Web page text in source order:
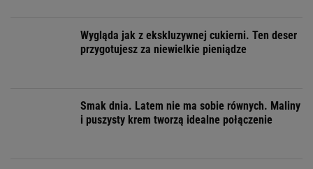
Wygląda jak z ekskluzywnej cukierni. Ten deser
przygotujesz za niewielkie pieniądze
Smak dnia. Latem nie ma sobie równych. Maliny
i puszysty krem tworzą idealne połączenie